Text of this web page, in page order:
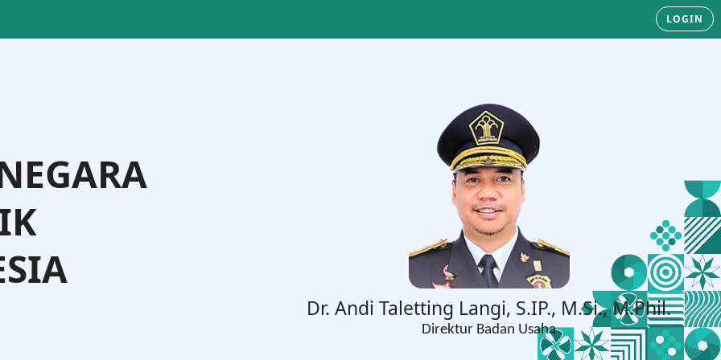
LOGIN
Dr. Andi Taletting Langi, S.IP., M.Si., M.Phil.
Direktur Badan Usaha